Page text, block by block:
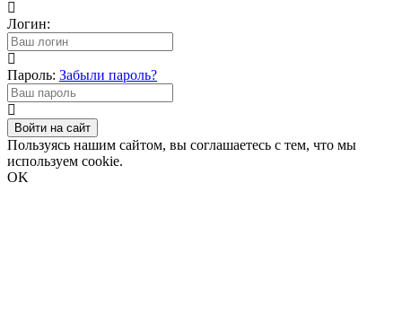
Логин:
Пароль: Забыли пароль?
Войти на сайт
Пользуясь нашим сайтом, вы соглашаетесь с тем, что мы
используем cookie.
OK